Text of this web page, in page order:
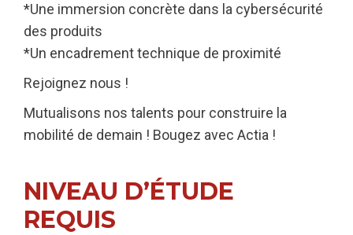
*Une immersion concrète dans la cybersécurité
des produits
*Un encadrement technique de proximité
Rejoignez nous !
Mutualisons nos talents pour construire la
mobilité de demain ! Bougez avec Actia !
NIVEAU D’ÉTUDE
REQUIS